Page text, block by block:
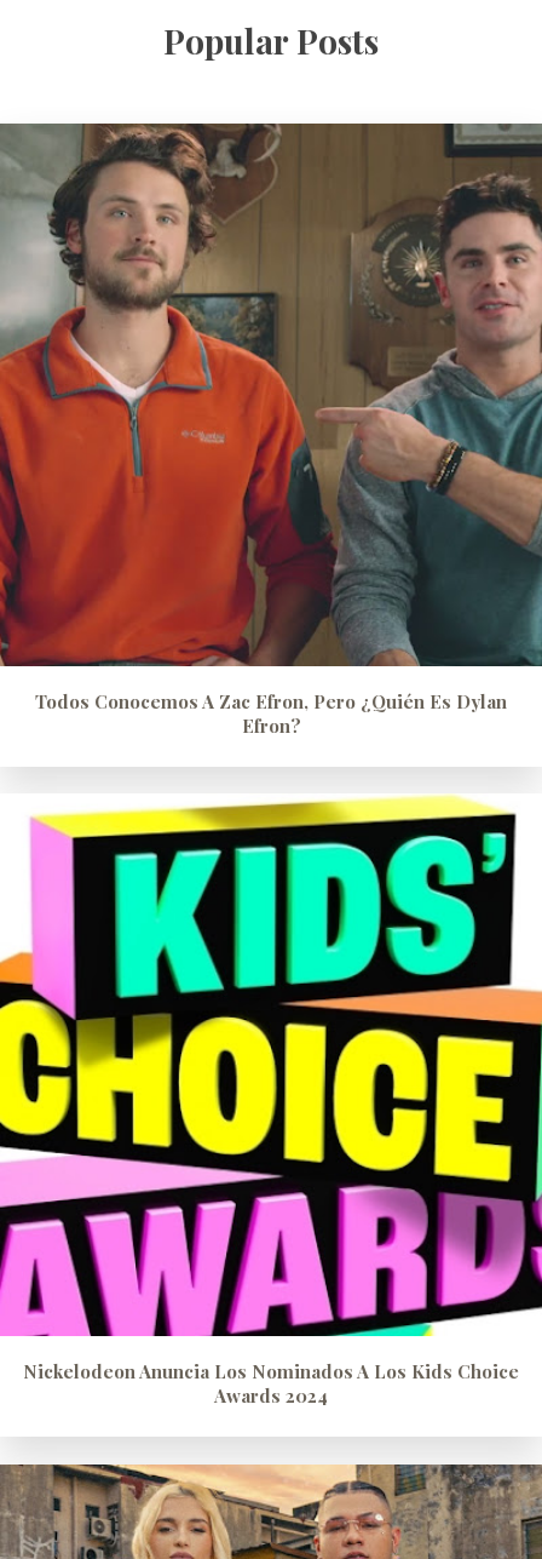
Popular Posts
Todos Conocemos A Zac Efron, Pero ¿quién Es Dylan
Efron?
Nickelodeon Anuncia Los Nominados A Los Kids Choice
Awards 2024